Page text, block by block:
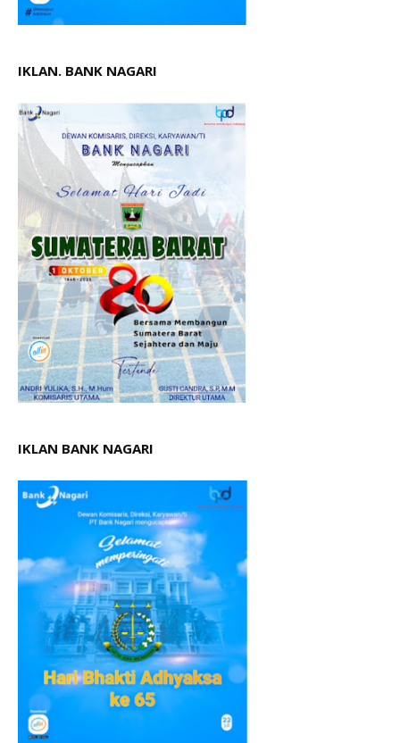
IKLAN. BANK NAGARI
IKLAN BANK NAGARI